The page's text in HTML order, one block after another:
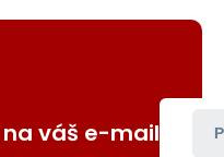
váš e-mail